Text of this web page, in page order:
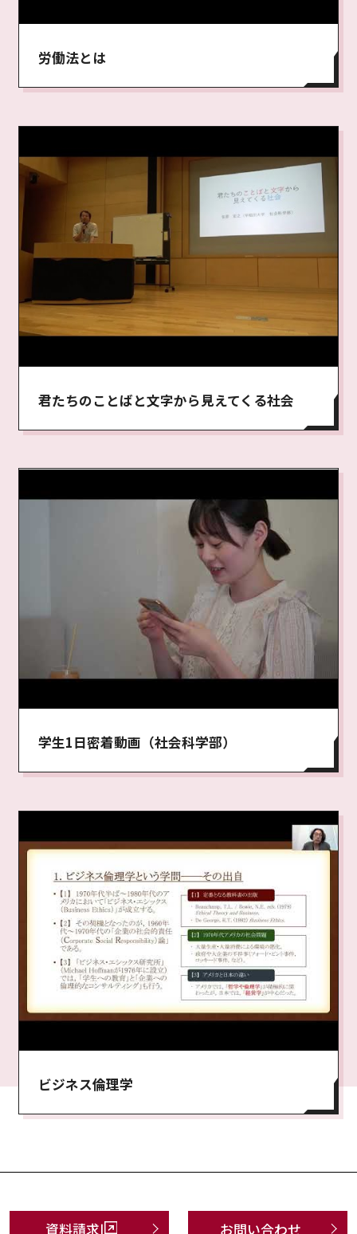
労働法とは
君たちのことばと文字から見えてくる社会
学生1日密着動画（社会科学部）
ビジネス倫理学
資料請求 お問い合わせ